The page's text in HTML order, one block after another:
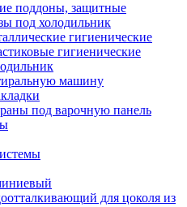
поддоны, защитные
под холодильник
гигиенические
гигиенические
машину
под варочную панель
для цоколя из